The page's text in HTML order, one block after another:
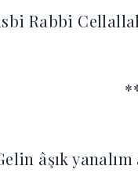
Rabbi
âşık